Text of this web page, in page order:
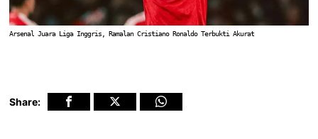
Arsenal Juara Liga Inggris, Ramalan Cristiano Ronaldo Terbukti Akurat
Share: